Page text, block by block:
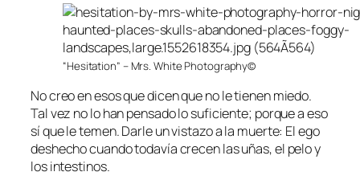
“Hesitation” – Mrs. White Photography©
No creo en esos que dicen que no le tienen miedo.
Tal vez no lo han pensado lo suficiente; porque a eso
sí que le temen. Darle un vistazo a la muerte: El ego
deshecho cuando todavía crecen las uñas, el pelo y
los intestinos.